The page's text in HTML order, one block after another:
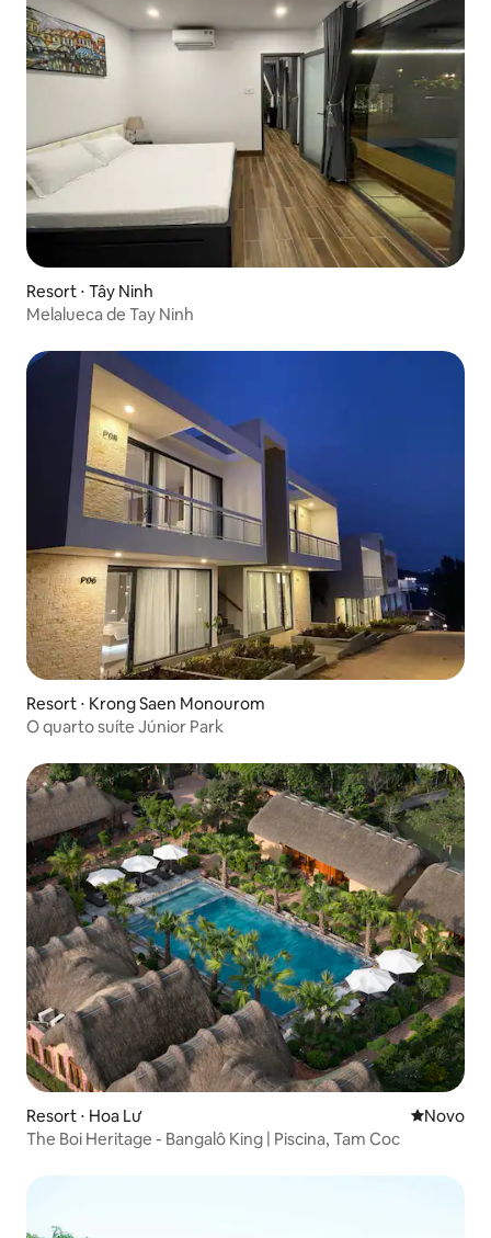
Resort ⋅ Tây Ninh
Melalueca de Tay Ninh
Resort ⋅ Krong Saen Monourom
O quarto suíte Júnior Park
Resort ⋅ Hoa Lư Novo
Novo
The Boi Heritage - Bangalô King | Piscina, Tam Coc